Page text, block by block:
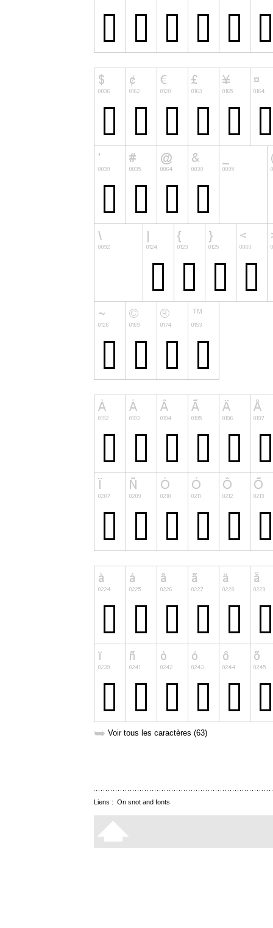
➥ Voir tous les caractères (63)
Liens : On snot and fonts